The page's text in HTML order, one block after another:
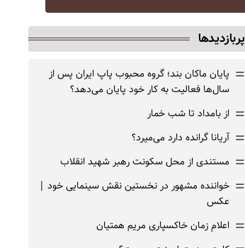
پربازدیدها
= پایان ماکان بند؛ گروه محبوب پاپ ایران پس از
سال‌ها فعالیت به کار خود پایان می‌دهد؟
= از بامداد تا شب خمار
= آریانا گرانده دارد می‌میرد؟
= مستندی از محل سکونت رهبر شهید انقلاب
= خواننده مشهور در نخستین نقش سینمایی خود |‌
عکس
= اعلام زمان خاکسپاری مریم همتیان